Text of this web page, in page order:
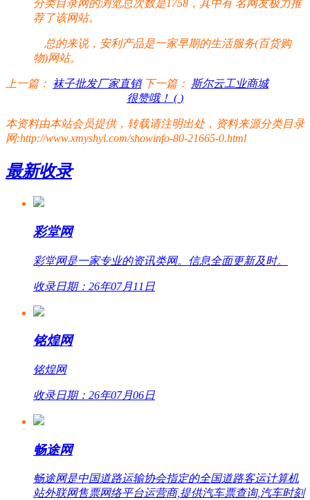
分类目录网的浏览总次数是1758，其中有名网友极力推
荐了该网站。
总的来说，安利产品是一家早期的生活服务(百货购
物)网站。
上一篇： 袜子批发厂家直销 下一篇： 斯尔云工业商城
很赞哦！ ( )
本资料由本站会员提供，转载请注明出处，资料来源分类目录
网:http://www.xmyshyl.com/showinfo-80-21665-0.html
最新收录
彩堂网
彩堂网是一家专业的资讯类网。信息全面更新及时。
收录日期：26年07月11日
铭煌网
铭煌网
收录日期：26年07月06日
畅途网
畅途网是中国道路运输协会指定的全国道路客运计算机
站外联网售票网络平台运营商,提供汽车票查询,汽车时刻